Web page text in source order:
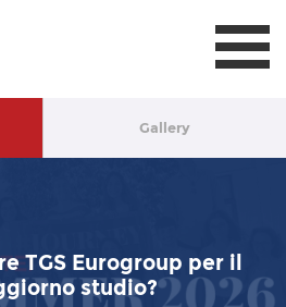
Gallery
TGS Eurogroup per il
studio?